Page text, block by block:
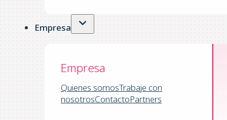
Empresa
Empresa
Quienes somosTrabaje con
nosotrosContactoPartners